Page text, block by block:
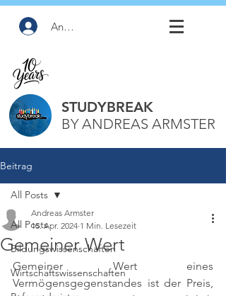
Anmelden
STUDYBREAK
BY ANDREAS ARMSTER
Beitrag
All Posts
Bildungswissenschaften
Wirtschaftswissenschaften
All Posts
Gemeiner Wert
Andreas Armster
15. Apr. 2024 1 Min. Lesezeit
Gemeiner Wert eines
Vermögensgegenstandes ist der Preis,